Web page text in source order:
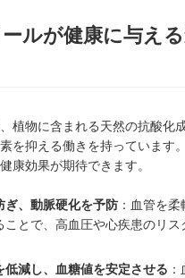
ルが健康に与え
植物に含まれる天然の抗酸化
を抑える働きを持っています
康効果が期待できます。
ぎ、動脈硬化を予防 ：血管を柔
ことで、高血圧や心疾患のリス
低減し、血糖値を安定させる